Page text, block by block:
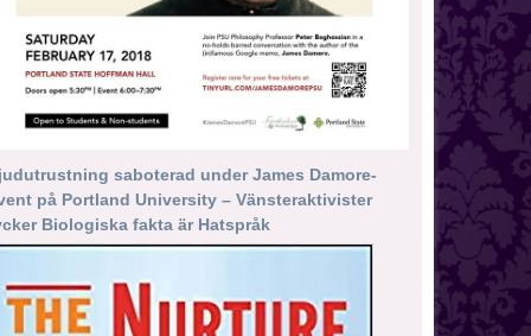
saboterad under James Damore-
på Portland University – Vänsteraktivister
Biologiska fakta är Hatspråk